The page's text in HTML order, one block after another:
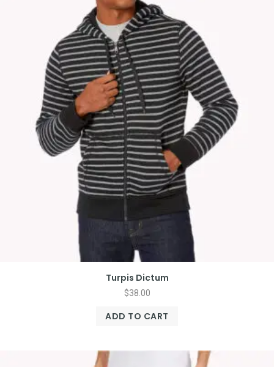
Turpis Dictum
$38.00
ADD TO CART